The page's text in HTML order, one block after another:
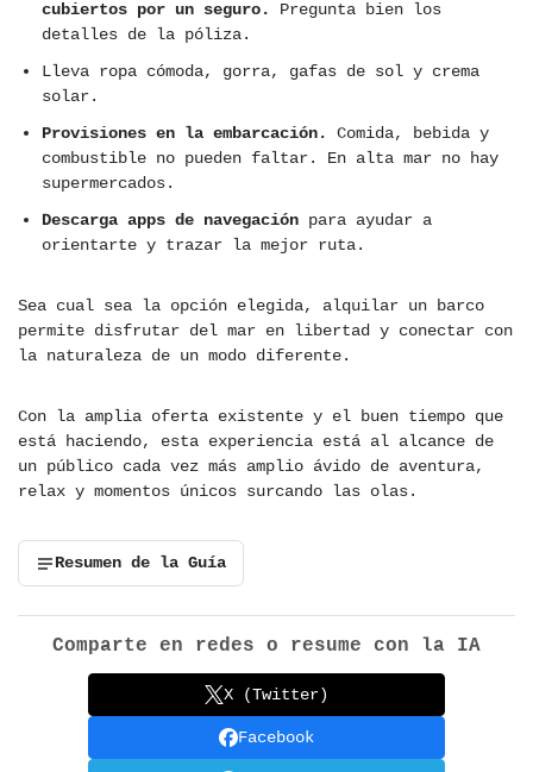
cubiertos por un seguro. Pregunta bien los
detalles de la póliza.
Lleva ropa cómoda, gorra, gafas de sol y crema
solar.
Provisiones en la embarcación.
Comida, bebida y
combustible no pueden faltar. En alta mar no hay
supermercados.
Descarga apps de navegación para ayudar a
orientarte y trazar la mejor ruta.
Sea cual sea la opción elegida, alquilar un barco
permite disfrutar del mar en libertad y conectar con
la naturaleza de un modo diferente.
Con la amplia oferta existente y el buen tiempo que
está haciendo, esta experiencia está al alcance de
un público cada vez más amplio ávido de aventura,
relax y momentos únicos surcando las olas.
Resumen de la Guía
Comparte en redes o resume con la IA
X (Twitter)
Facebook